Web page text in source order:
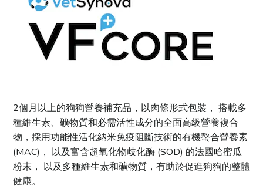
2個月以上的狗狗營養補充品，以肉條形式包裝， 搭載多
種維生素、礦物質和必需活性成分的全面高級營養複合
物，採用功能性活化納米免疫阻斷技術的有機螯合營養素
(MAC)， 以及富含超氧化物歧化酶 (SOD) 的法國哈蜜瓜
粉末， 以及多種維生素和礦物質，有助於促進狗狗的整體
健康。